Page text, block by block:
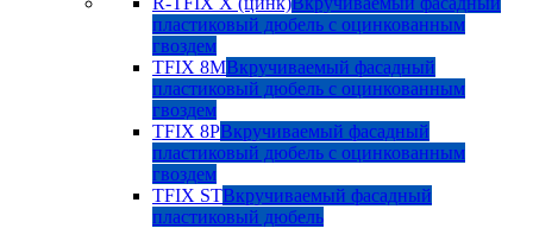
пластиковый дюбель с оцинкованным
гвоздем
TFIX 8MВкручиваемый фасадный
пластиковый дюбель с оцинкованным
гвоздем
TFIX 8PВкручиваемый фасадный
пластиковый дюбель с оцинкованным
гвоздем
TFIX STВкручиваемый фасадный
пластиковый дюбель